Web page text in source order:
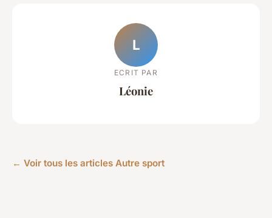
L
ECRIT PAR
Léonie
← Voir tous les articles Autre sport